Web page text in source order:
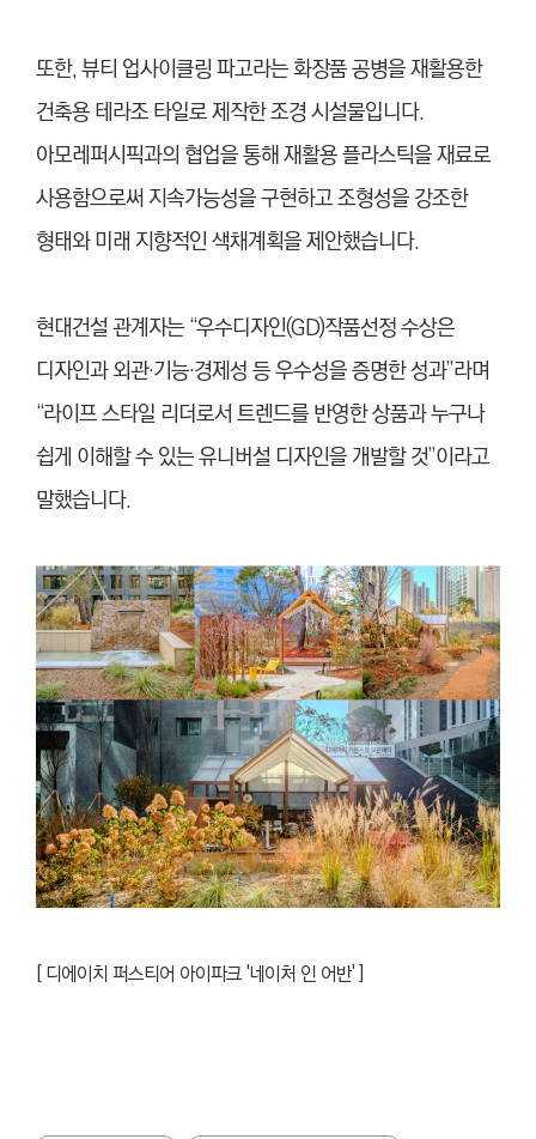
또한, 뷰티 업사이클링 파고라는 화장품 공병을 재활용한
건축용 테라조 타일로 제작한 조경 시설물입니다.
아모레퍼시픽과의 협업을 통해 재활용 플라스틱을 재료로
사용함으로써 지속가능성을 구현하고 조형성을 강조한
형태와 미래 지향적인 색채계획을 제안했습니다.
현대건설 관계자는 “우수디자인(GD)작품선정 수상은
디자인과 외관·기능·경제성 등 우수성을 증명한 성과”라며
“라이프 스타일 리더로서 트렌드를 반영한 상품과 누구나
쉽게 이해할 수 있는 유니버설 디자인을 개발할 것”이라고
말했습니다.
[디에이치 퍼스티어 아이파크 '네이처 인 어반' ]